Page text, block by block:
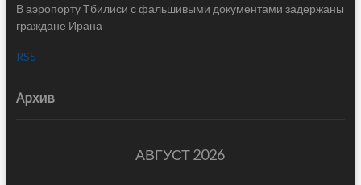
В аэропорту Тбилиси с фальшивыми документами задержаны
граждане Ирана
RSS
Архив
АВГУСТ 2026